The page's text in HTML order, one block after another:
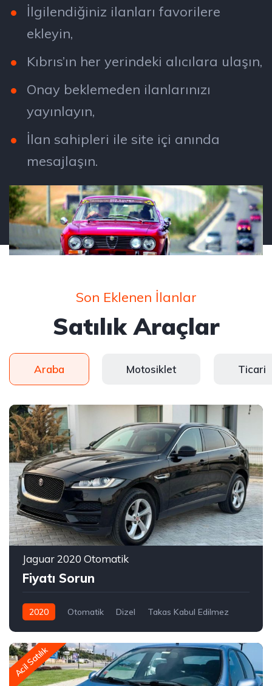
İlgilendiğiniz ilanları favorilere
ekleyin,
Kıbrıs’ın her yerindeki alıcılara ulaşın,
Onay beklemeden ilanlarınızı
yayınlayın,
İlan sahipleri ile site içi anında
mesajlaşın.
Son Eklenen İlanlar
Satılık Araçlar
Araba Motosiklet Ticari
Jaguar 2020 Otomatik
Fiyatı Sorun
2020 Otomatik Dizel Takas Kabul Edilmez
Acil Satılık